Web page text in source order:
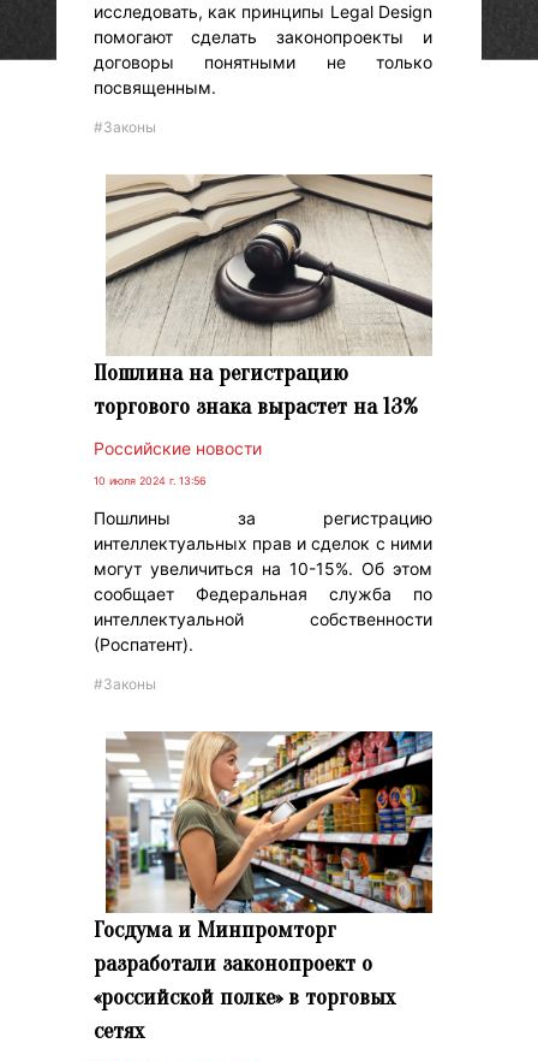
исследовать, как принципы Legal Design
помогают сделать законопроекты и
договоры понятными не только
посвященным.
#Законы
Пошлина на регистрацию
торгового знака вырастет на 13%
Российские новости
10 июля 2024 г. 13:56
Пошлины за регистрацию
интеллектуальных прав и сделок с ними
могут увеличиться на 10-15%. Об этом
сообщает Федеральная служба по
интеллектуальной собственности
(Роспатент).
#Законы
Госдума и Минпромторг
разработали законопроект о
«российской полке» в торговых
сетях